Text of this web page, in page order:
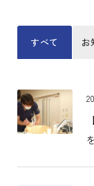
すべて お